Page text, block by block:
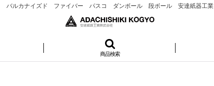
バルカナイズド ファイバー パスコ ダンボール 段ボール 安達紙器工業
商品検索